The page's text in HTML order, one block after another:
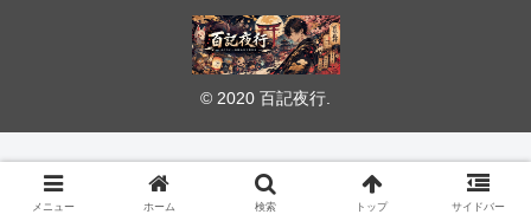
© 2020 百記夜行.
メニュー ホーム 検索 トップ サイドバー